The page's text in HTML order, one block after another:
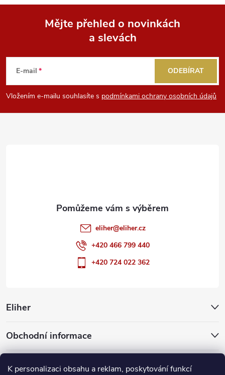
K personalizaci obsahu a reklam, poskytování funkcí
p
s
p
Mějte přehled o novinkách
a slevách
E-mail
Vložením e-mailu souhlasíte s podmínkami ochrany osobních údajů
ODEBÍRAT
Eliher
Obchodní informace
Partnerské weby
eliher@eliher.cz
+420 466 799 440
+420 724 022 362